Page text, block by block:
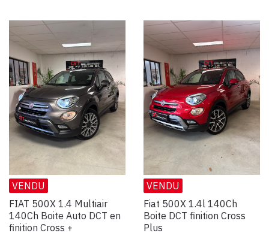
VENDU
FIAT 500X 1.4 Multiair
140Ch Boite Auto DCT en
finition Cross +
VENDU
Fiat 500X 1.4l 140Ch
Boite DCT finition Cross
Plus